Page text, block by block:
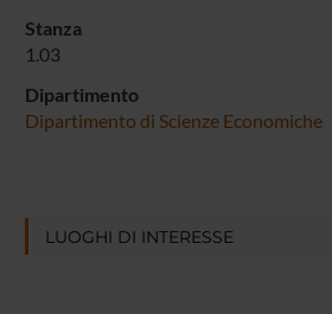
Stanza
1.03
Dipartimento
Dipartimento di Scienze Economiche
LUOGHI DI INTERESSE